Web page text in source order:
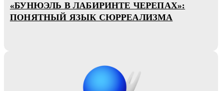
«БУНЮЭЛЬ В ЛАБИРИНТЕ ЧЕРЕПАХ»:
ПОНЯТНЫЙ ЯЗЫК СЮРРЕАЛИЗМА